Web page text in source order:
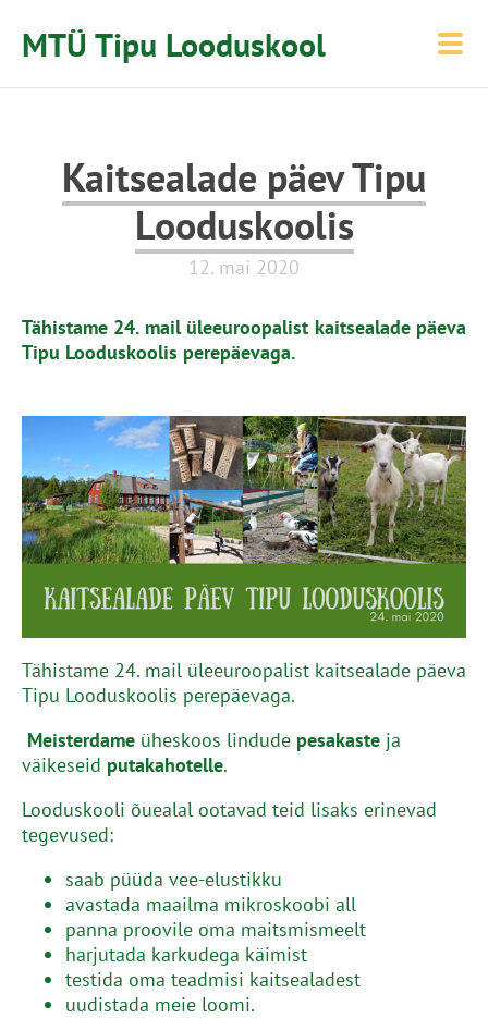
MTÜ Tipu Looduskool
Kaitsealade päev Tipu
Looduskoolis
12. mai 2020
Tähistame 24. mail üleeuroopalist kaitsealade päeva
Tipu Looduskoolis perepäevaga.
Tähistame 24. mail üleeuroopalist kaitsealade päeva
Tipu Looduskoolis perepäevaga.
Meisterdame üheskoos lindude pesakaste ja
väikeseid putakahotelle.
Looduskooli õuealal ootavad teid lisaks erinevad
tegevused:
saab püüda vee-elustikku
avastada maailma mikroskoobi all
panna proovile oma maitsmismeelt
harjutada karkudega käimist
testida oma teadmisi kaitsealadest
uudistada meie loomi.